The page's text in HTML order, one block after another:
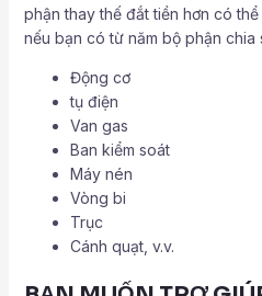
phận thay thế đắt tiền hơn có
nếu bạn có từ năm bộ phận chia
Động cơ
tụ điện
Van gas
Ban kiểm soát
Máy nén
Vòng bi
Trục
Cánh quạt, v.v.